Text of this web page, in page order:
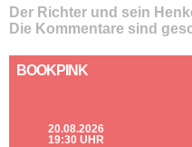
Der Richter und sein
Die Kommentare sind
BOOKPINK
20.08.2026
19:30 UHR